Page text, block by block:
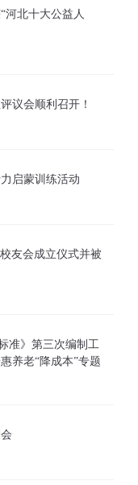
河北十大公益人
议会顺利召开！
启蒙训练活动
友会成立仪式并被
准》第三次编制工
养老“降成本”专题